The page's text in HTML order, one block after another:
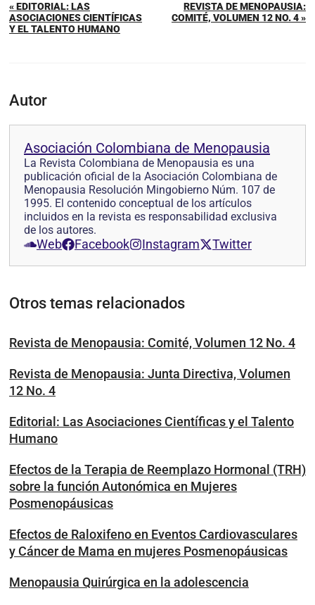
« EDITORIAL: LAS
ASOCIACIONES CIENTÍFICAS
Y EL TALENTO HUMANO
REVISTA DE MENOPAUSIA:
COMITÉ, VOLUMEN 12 NO. 4 »
Autor
Asociación Colombiana de Menopausia
La Revista Colombiana de Menopausia es una
publicación oficial de la Asociación Colombiana de
Menopausia Resolución Mingobierno Núm. 107 de
1995. El contenido conceptual de los artículos
incluidos en la revista es responsabilidad exclusiva
de los autores.
Web Facebook Instagram Twitter
Otros temas relacionados
Revista de Menopausia: Comité, Volumen 12 No. 4
Revista de Menopausia: Junta Directiva, Volumen
12 No. 4
Editorial: Las Asociaciones Científicas y el Talento
Humano
Efectos de la Terapia de Reemplazo Hormonal (TRH)
sobre la función Autonómica en Mujeres
Posmenopáusicas
Efectos de Raloxifeno en Eventos Cardiovasculares
y Cáncer de Mama en mujeres Posmenopáusicas
Menopausia Quirúrgica en la adolescencia